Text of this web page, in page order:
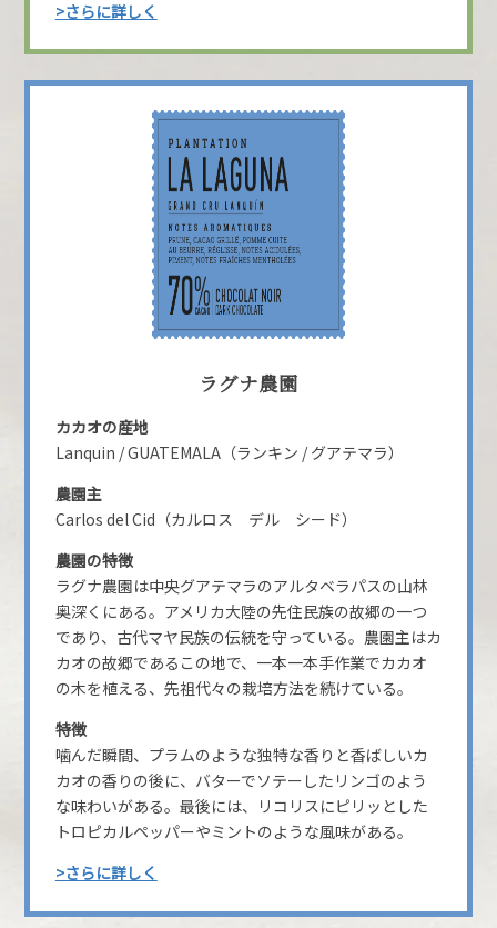
>さらに詳しく
ラグナ農園
カカオの産地
Lanquin / GUATEMALA（ランキン / グアテマラ）
農園主
Carlos del Cid（カルロス デル シード）
農園の特徴
ラグナ農園は中央グアテマラのアルタベラパスの山林
奥深くにある。アメリカ大陸の先住民族の故郷の一つ
であり、古代マヤ民族の伝統を守っている。農園主はカ
カオの故郷であるこの地で、一本一本手作業でカカオ
の木を植える、先祖代々の栽培方法を続けている。
特徴
噛んだ瞬間、プラムのような独特な香りと香ばしいカ
カオの香りの後に、バターでソテーしたリンゴのよう
な味わいがある。最後には、リコリスにピリッとした
トロピカルペッパーやミントのような風味がある。
>さらに詳しく